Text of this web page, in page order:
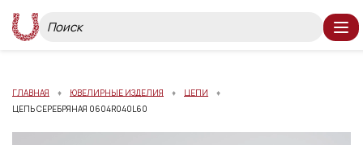
ГЛАВНАЯ ЮВЕЛИРНЫЕ ИЗДЕЛИЯ
ЦЕПИ
ЦЕПЬ СЕРЕБРЯНАЯ 0604R040L60